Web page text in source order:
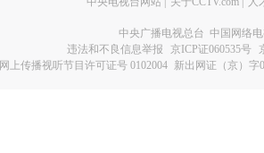
中央广播电视总台 中国网络
违法和不良信息举报
京ICP证060535号
网上传播视听节目许可证号 0102004 新出网证（京）